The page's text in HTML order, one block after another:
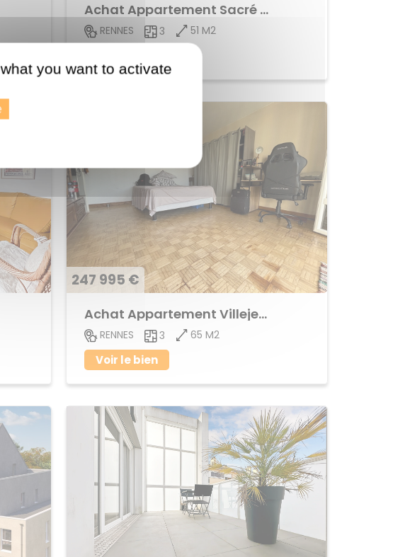
Achat Appartement Sacré Coeur
RENNES 3 51 M2
247 995 €
Achat Appartement Villejean
RENNES 3 65 M2
Voir le bien
you want to activate